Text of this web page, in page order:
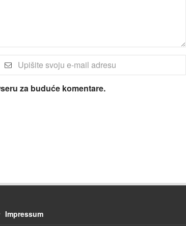
za buduće komentare.
Impressum